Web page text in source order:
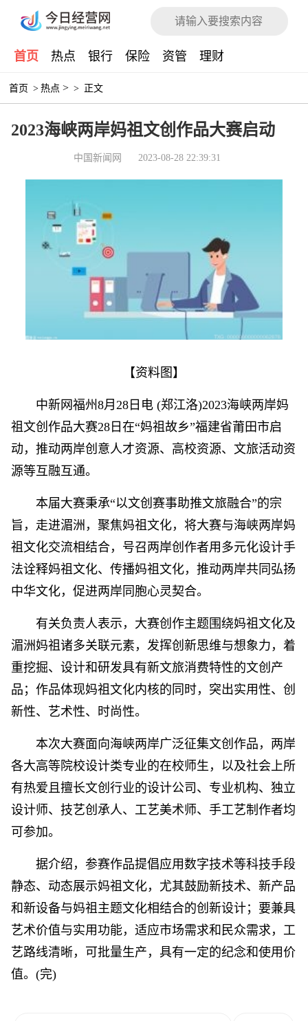
首页 热点 银行 保险 资管 理财
首页 > 热点 > > 正文
2023海峡两岸妈祖文创作品大赛启动
中国新闻网 2023-08-28 22:39:31
【资料图】
中新网福州8月28日电 (郑江洛)2023海峡两岸妈
祖文创作品大赛28日在“妈祖故乡”福建省莆田市启
动，推动两岸创意人才资源、高校资源、文旅活动资
源等互融互通。
本届大赛秉承“以文创赛事助推文旅融合”的宗
旨，走进湄洲，聚焦妈祖文化，将大赛与海峡两岸妈
祖文化交流相结合，号召两岸创作者用多元化设计手
法诠释妈祖文化、传播妈祖文化，推动两岸共同弘扬
中华文化，促进两岸同胞心灵契合。
有关负责人表示，大赛创作主题围绕妈祖文化及
湄洲妈祖诸多关联元素，发挥创新思维与想象力，着
重挖掘、设计和研发具有新文旅消费特性的文创产
品；作品体现妈祖文化内核的同时，突出实用性、创
新性、艺术性、时尚性。
本次大赛面向海峡两岸广泛征集文创作品，两岸
各大高等院校设计类专业的在校师生，以及社会上所
有热爱且擅长文创行业的设计公司、专业机构、独立
设计师、技艺创承人、工艺美术师、手工艺制作者均
可参加。
据介绍，参赛作品提倡应用数字技术等科技手段
静态、动态展示妈祖文化，尤其鼓励新技术、新产品
和新设备与妈祖主题文化相结合的创新设计；要兼具
艺术价值与实用功能，适应市场需求和民众需求，工
艺路线清晰，可批量生产，具有一定的纪念和使用价
值。(完)